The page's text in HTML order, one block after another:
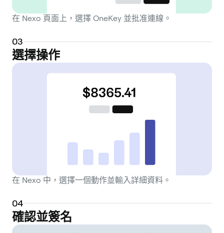
在 Nexo 頁面上，選擇 OneKey 並批准連線。
03
選擇操作
在 Nexo 中，選擇一個動作並輸入詳細資料。
04
確認並簽名